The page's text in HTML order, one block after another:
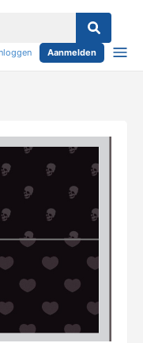
Aanmelden